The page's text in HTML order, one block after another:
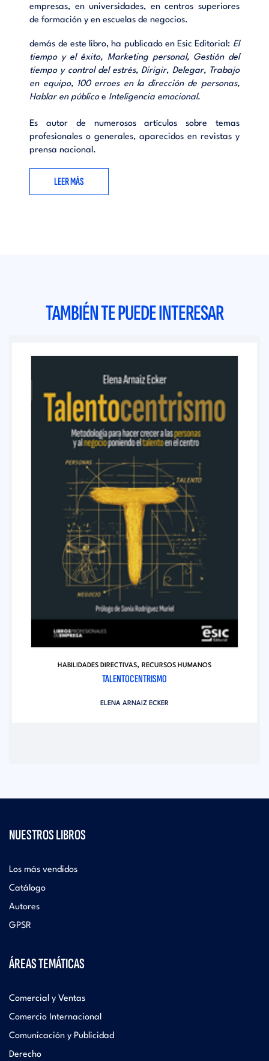
empresas, en universidades, en centros superiores
de formación y en escuelas de negocios.
demás de este libro, ha publicado en Esic Editorial: El
tiempo y el éxito, Marketing personal, Gestión del
tiempo y control del estrés, Dirigir, Delegar, Trabajo
en equipo, 100 erroes en la dirección de personas,
Hablar en públicoe Inteligencia emocional.
Es autor de numerosos artículos sobre temas
profesionales o generales, aparecidos en revistas y
prensa nacional.
LEER MÁS
TAMBIÉN TE PUEDE INTERESAR
HABILIDADES DIRECTIVAS, RECURSOS HUMANOS
TALENTOCENTRISMO
ELENA ARNAIZ ECKER
NUESTROS LIBROS
Los más vendidos
Catálogo
Autores
GPSR
ÁREAS TEMÁTICAS
Comercial y Ventas
Comercio Internacional
Comunicación y Publicidad
Derecho